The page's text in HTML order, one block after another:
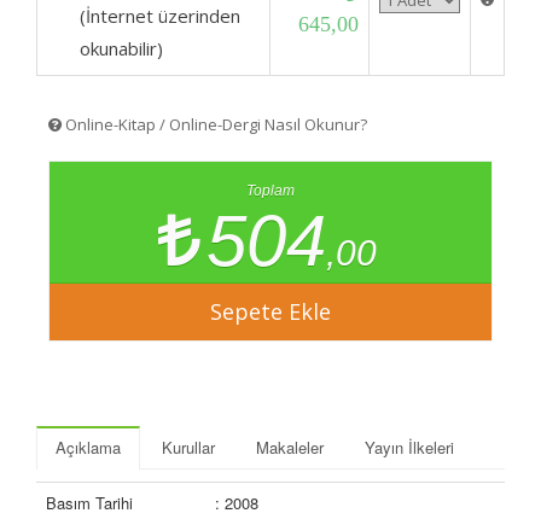
(İnternet üzerinden
okunabilir)
645,00
Online-Kitap / Online-Dergi Nasıl Okunur?
Toplam
504,00
Açıklama Kurullar Makaleler Yayın İlkeleri
Basım Tarihi
: 2008